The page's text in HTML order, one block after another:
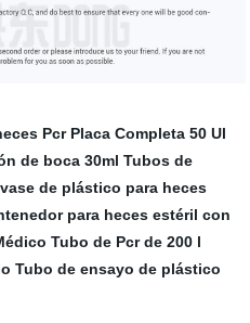
Pcr Placa Completa 50 Ul
de boca 30ml Tubos de
de plástico para heces
para heces estéril con
Tubo de Pcr de 200 l
Tubo de ensayo de plástico